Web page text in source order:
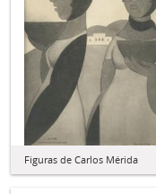
Figuras de Carlos Mérida